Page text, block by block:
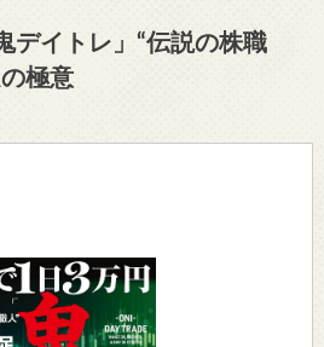
デイトレ」“伝説の株職
極意